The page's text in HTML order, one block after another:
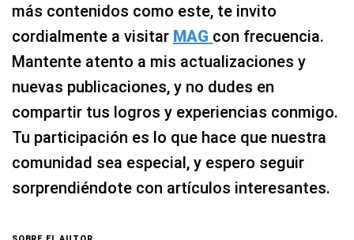
más contenidos como este, te invito
cordialmente a visitar MAG con frecuencia.
Mantente atento a mis actualizaciones y
nuevas publicaciones, y no dudes en
compartir tus logros y experiencias conmigo.
Tu participación es lo que hace que nuestra
comunidad sea especial, y espero seguir
sorprendiéndote con artículos interesantes.